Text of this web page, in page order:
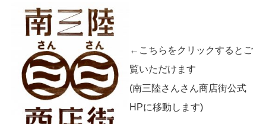
←こちらをクリックするとご
覧いただけます
(南三陸さんさん商店街公式
HPに移動します)